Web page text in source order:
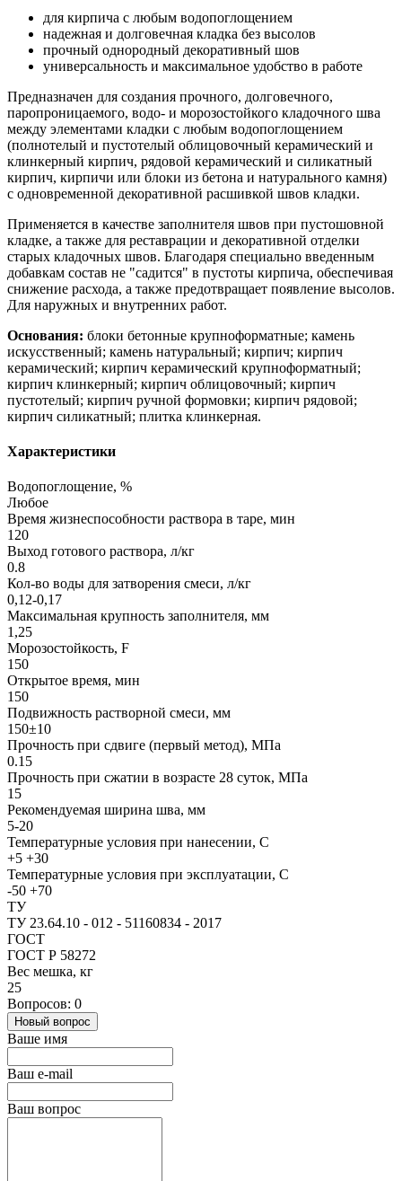
для кирпича с любым водопоглощением
надежная и долговечная кладка без высолов
прочный однородный декоративный шов
универсальность и максимальное удобство в работе
Предназначен для создания прочного, долговечного,
паропроницаемого, водо- и морозостойкого кладочного шва
между элементами кладки с любым водопоглощением
(полнотелый и пустотелый облицовочный керамический и
клинкерный кирпич, рядовой керамический и силикатный
кирпич, кирпичи или блоки из бетона и натурального камня)
с одновременной декоративной расшивкой швов кладки.
Применяется в качестве заполнителя швов при пустошовной
кладке, а также для реставрации и декоративной отделки
старых кладочных швов. Благодаря специально введенным
добавкам состав не "садится" в пустоты кирпича, обеспечивая
снижение расхода, а также предотвращает появление высолов.
Для наружных и внутренних работ.
Основания: блоки бетонные крупноформатные; камень
искусственный; камень натуральный; кирпич; кирпич
керамический; кирпич керамический крупноформатный;
кирпич клинкерный; кирпич облицовочный; кирпич
пустотелый; кирпич ручной формовки; кирпич рядовой;
кирпич силикатный; плитка клинкерная.
Характеристики
Водопоглощение, %
Любое
Время жизнеспособности раствора в таре, мин
120
Выход готового раствора, л/кг
0.8
Кол-во воды для затворения смеси, л/кг
0,12-0,17
Максимальная крупность заполнителя, мм
1,25
Морозостойкость, F
150
Открытое время, мин
150
Подвижность растворной смеси, мм
150±10
Прочность при сдвиге (первый метод), МПа
0.15
Прочность при сжатии в возрасте 28 суток, МПа
15
Рекомендуемая ширина шва, мм
5-20
Температурные условия при нанесении, С
+5 +30
Температурные условия при эксплуатации, С
-50 +70
ТУ
ТУ 23.64.10 - 012 - 51160834 - 2017
ГОСТ
ГОСТ Р 58272
Вес мешка, кг
25
Вопросов: 0
Новый вопрос
Ваше имя
Ваш e-mail
Ваш вопрос